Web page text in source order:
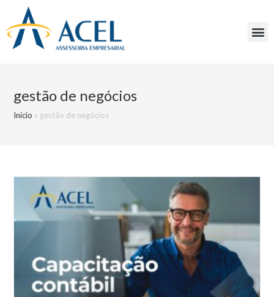
gestão de negócios
Início » gestão de negócios